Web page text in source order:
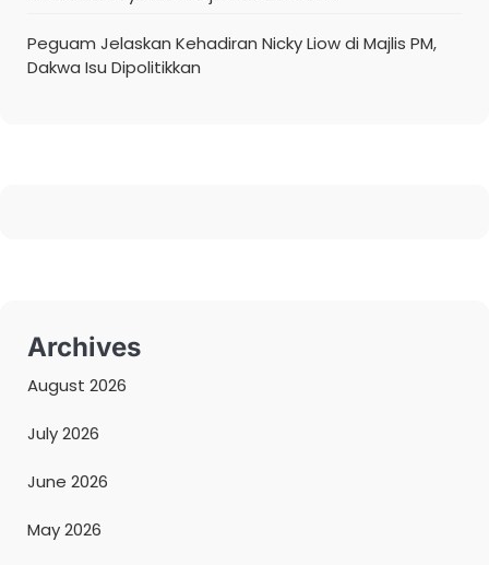
Peguam Jelaskan Kehadiran Nicky Liow di Majlis PM,
Dakwa Isu Dipolitikkan
Archives
August 2026
July 2026
June 2026
May 2026